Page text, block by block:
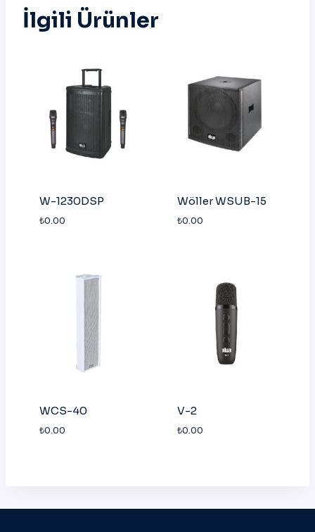
İlgili Ürünler
W-1230DSP
₺0.00
Wöller WSUB-15
₺0.00
WCS-40
₺0.00
V-2
₺0.00